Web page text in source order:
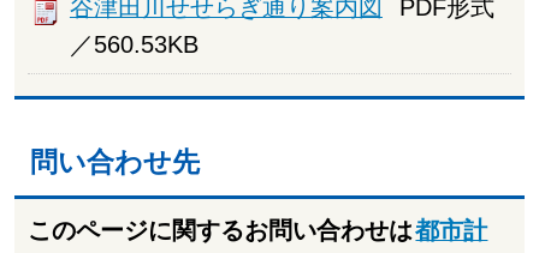
谷津田川せせらぎ通り案内図
PDF形式
／560.53KB
問い合わせ先
このページに関するお問い合わせは都市計